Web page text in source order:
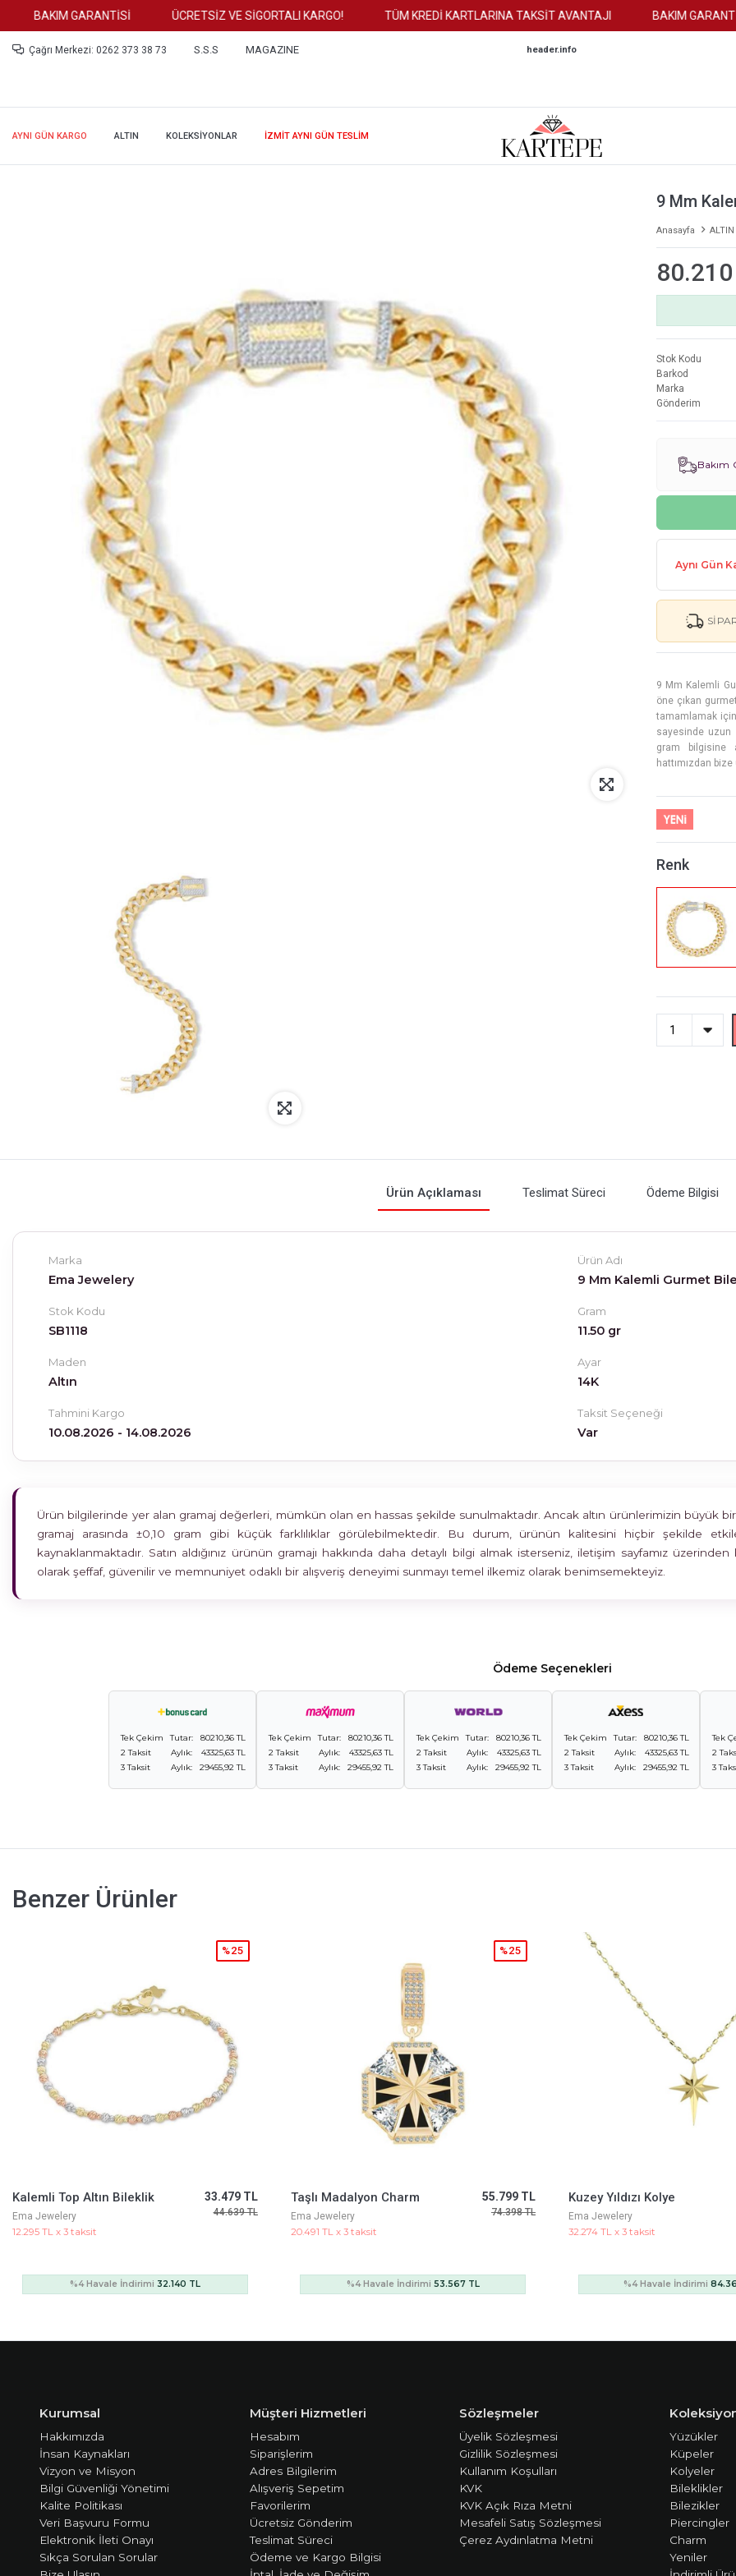
BAKIM GARANTİSİ ÜCRETSİZ VE SİGORTALI KARGO! TÜM KREDİ KARTLARINA TAKSİT AVANTAJI BAKIM GARANTİSİ
Çağrı Merkezi: 0262 373 38 73 S.S.S MAGAZINE header.info
AYNI GÜN KARGO ALTIN KOLEKSİYONLAR İZMİT AYNI GÜN TESLİM
9 Mm
Anasayfa ALTIN
Stok Kodu
Barkod
Marka
Gönderim
Bakım
Aynı Gün
9 Mm Kalemli
öne çıkan
tamamlamak için
sayesinde uzun
gram bilgisine
hattımızdan
Renk
Ürün Açıklaması Teslimat Süreci Ödeme Bilgisi
Marka
Ema Jewelery
Ürün Adı
9 Mm Kalemli Gurmet
Stok Kodu
SB1118
Gram
11.50 gr
Maden
Altın
Ayar
14K
Tahmini Kargo
10.08.2026 - 14.08.2026
Taksit Seçeneği
Var
Ürün bilgilerinde yer alan gramaj değerleri, mümkün olan en hassas şekilde sunulmaktadır. Ancak altın ürünlerimizin büyük
gramaj arasında ±0,10 gram gibi küçük farklılıklar görülebilmektedir. Bu durum, ürünün kalitesini hiçbir şekilde
kaynaklanmaktadır. Satın aldığınız ürünün gramajı hakkında daha detaylı bilgi almak isterseniz, iletişim sayfamız
olarak şeffaf, güvenilir ve memnuniyet odaklı bir alışveriş deneyimi sunmayı temel ilkemiz olarak benimsemekteyiz.
Ödeme Seçenekleri
Tek Çekim Tutar:
80210,36 TL
2 Taksit
Aylık:
43325,63 TL
3 Taksit
Aylık: 29455,92 TL
Tek Çekim Tutar:
80210,36 TL
2 Taksit
Aylık:
43325,63 TL
3 Taksit
Aylık: 29455,92 TL
Tek Çekim Tutar:
80210,36 TL
2 Taksit
Aylık:
43325,63 TL
3 Taksit
Aylık: 29455,92 TL
Tek Çekim Tutar:
80210,36 TL
2 Taksit
Aylık:
43325,63 TL
3 Taksit
Aylık: 29455,92 TL
Tek
2
3
Benzer Ürünler
Taşlı Madalyon Charm
Ema Jewelery
20.491 TL x 3 taksit
55.799 TL
74.398 TL
%25
%4 Havale İndirimi 53.567 TL
Kuzey Yıldızı Kolye
Ema Jewelery
32.274 TL x 3 taksit
87.883 TL
117.177 TL
%25
%4 Havale İndirimi 84.368 TL
Ema Jewelery
5.635 TL x 3 taksit
%4 Havale İndirimi
Kurumsal
Hakkımızda
İnsan Kaynakları
Vizyon ve Misyon
Bilgi Güvenliği Yönetimi
Kalite Politikası
Veri Başvuru Formu
Elektronik İleti Onayı
Sıkça Sorulan Sorular
Müşteri Hizmetleri
Hesabım
Siparişlerim
Adres Bilgilerim
Alışveriş Sepetim
Favorilerim
Ücretsiz Gönderim
Teslimat Süreci
Ödeme ve Kargo Bilgisi
Sözleşmeler
Üyelik Sözleşmesi
Gizlilik Sözleşmesi
Kullanım Koşulları
KVK
KVK Açık Rıza Metni
Mesafeli Satış Sözleşmesi
Çerez Aydınlatma Metni
Yüzükler
Küpeler
Kolyeler
Bileklikler
Bilezikler
Piercingler
Charm
Yeniler